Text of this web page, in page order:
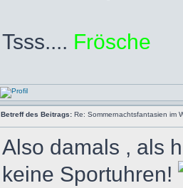
Tsss.... Frösche
Betreff des Beitrags: Re: Sommernachtsfantasien im
Also damals , als
keine Sportuhren!